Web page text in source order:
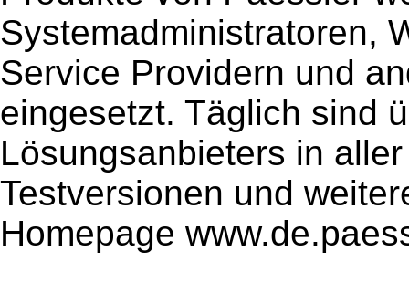
Systemadministratoren,
Service Providern und
eingesetzt. Täglich sind
Lösungsanbieters in
Testversionen und
Homepage